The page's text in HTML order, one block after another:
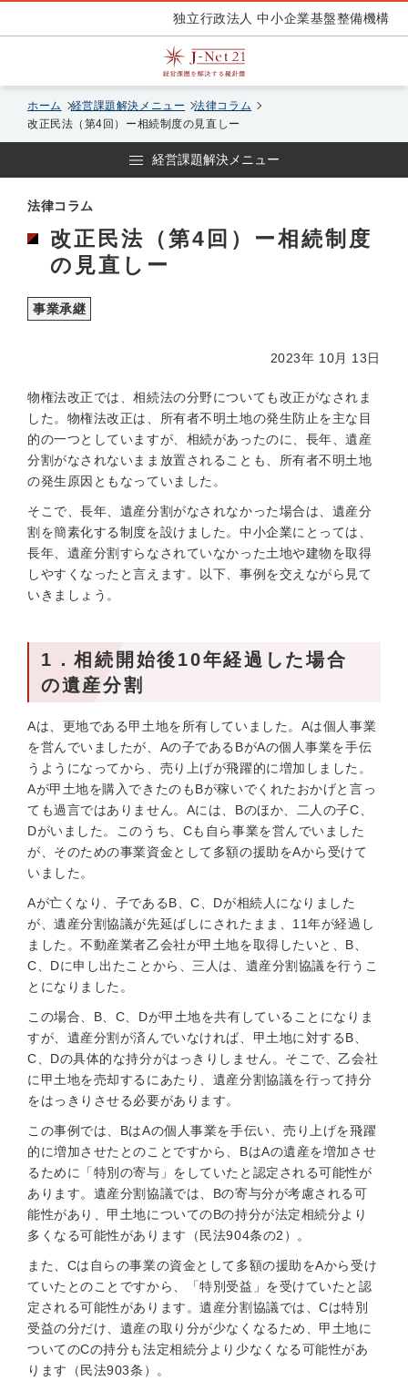
独立行政法人 中小企業基盤整備機構
ホーム 経営課題解決メニュー
法律コラム
改正民法（第4回）ー相続制度の見直しー
経営課題解決メニュー
法律コラム
改正民法（第4回）ー相続制度
の見直しー
事業承継
2023年 10月 13日
物権法改正では、相続法の分野についても改正がなされま
した。物権法改正は、所有者不明土地の発生防止を主な目
的の一つとしていますが、相続があったのに、長年、遺産
分割がなされないまま放置されることも、所有者不明土地
の発生原因ともなっていました。
そこで、長年、遺産分割がなされなかった場合は、遺産分
割を簡素化する制度を設けました。中小企業にとっては、
長年、遺産分割すらなされていなかった土地や建物を取得
しやすくなったと言えます。以下、事例を交えながら見て
いきましょう。
1．相続開始後10年経過した場合
の遺産分割
Aは、更地である甲土地を所有していました。Aは個人事業
を営んでいましたが、Aの子であるBがAの個人事業を手伝
うようになってから、売り上げが飛躍的に増加しました。
Aが甲土地を購入できたのもBが稼いでくれたおかげと言っ
ても過言ではありません。Aには、Bのほか、二人の子C、
Dがいました。このうち、Cも自ら事業を営んでいました
が、そのための事業資金として多額の援助をAから受けて
いました。
Aが亡くなり、子であるB、C、Dが相続人になりました
が、遺産分割協議が先延ばしにされたまま、11年が経過し
ました。不動産業者乙会社が甲土地を取得したいと、B、
C、Dに申し出たことから、三人は、遺産分割協議を行うこ
とになりました。
この場合、B、C、Dが甲土地を共有していることになりま
すが、遺産分割が済んでいなければ、甲土地に対するB、
C、Dの具体的な持分がはっきりしません。そこで、乙会社
に甲土地を売却するにあたり、遺産分割協議を行って持分
をはっきりさせる必要があります。
この事例では、BはAの個人事業を手伝い、売り上げを飛躍
的に増加させたとのことですから、BはAの遺産を増加させ
るために「特別の寄与」をしていたと認定される可能性が
あります。遺産分割協議では、Bの寄与分が考慮される可
能性があり、甲土地についてのBの持分が法定相続分より
多くなる可能性があります（民法904条の2）。
また、Cは自らの事業の資金として多額の援助をAから受け
ていたとのことですから、「特別受益」を受けていたと認
定される可能性があります。遺産分割協議では、Cは特別
受益の分だけ、遺産の取り分が少なくなるため、甲土地に
ついてのCの持分も法定相続分より少なくなる可能性があ
ります（民法903条）。